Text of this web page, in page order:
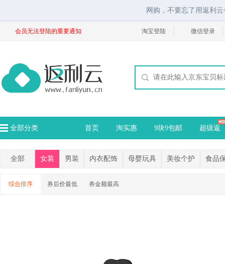
网购，不要忘了用返利
会员无法登陆的重要通知 淘宝登陆 微信登录
全部分类 首页 淘实惠 9块9包邮 超级返
全部 女装 男装 内衣配饰 母婴玩具 美妆个护 食品
综合排序 券后价最低 券金额最高